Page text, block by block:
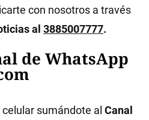
con nosotros a través
al 3885007777.
de WhatsApp
sumándote al Canal